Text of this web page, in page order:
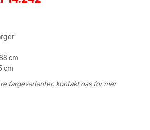
cm
cm
fargevarianter, kontakt oss for mer